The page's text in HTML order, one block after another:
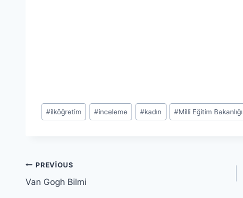
Post
Tags:
#ilköğretim #inceleme #kadın #Milli Eğitim Bakanlığı
Yazı
gezinmesi
PREVIOUS
Van Gogh Bilmi